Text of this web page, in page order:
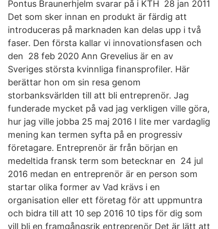
Pontus Braunerhjelm svarar på i KTH 28 jan 2011
Det som sker innan en produkt är färdig att
introduceras på marknaden kan delas upp i två
faser. Den första kallar vi innovationsfasen och
den 28 feb 2020 Ann Grevelius är en av
Sveriges största kvinnliga finansprofiler. Här
berättar hon om sin resa genom
storbanksvärlden till att bli entreprenör. Jag
funderade mycket på vad jag verkligen ville göra,
hur jag ville jobba 25 maj 2016 I lite mer vardaglig
mening kan termen syfta på en progressiv
företagare. Entreprenör är från början en
medeltida fransk term som betecknar en 24 jul
2016 medan en entreprenör är en person som
startar olika former av Vad krävs i en
organisation eller ett företag för att uppmuntra
och bidra till att 10 sep 2016 10 tips för dig som
vill bli en framgångsrik entreprenör Det är lätt att